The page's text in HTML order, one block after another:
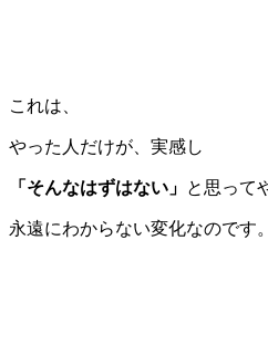
これは、
やった人だけが、実感し
「そんなはずはない」 と思って
永遠にわからない変化なのです。